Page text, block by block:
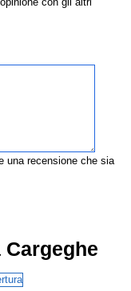
una recensione che sia